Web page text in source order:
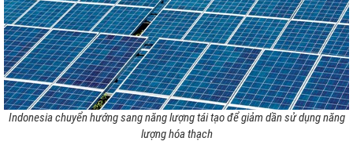
Indonesia chuyển hướng sang năng lượng tái tạo để giảm dần sử dụng năng
lượng hóa thạch